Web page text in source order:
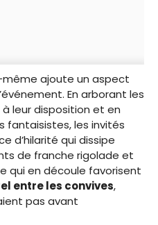
même ajoute un aspect
En arborant les
leur disposition et en
fantaisistes, les invités
d’hilarité qui dissipe
de franche rigolade et
qui en découle favorisent
entre les convives,
pas avant